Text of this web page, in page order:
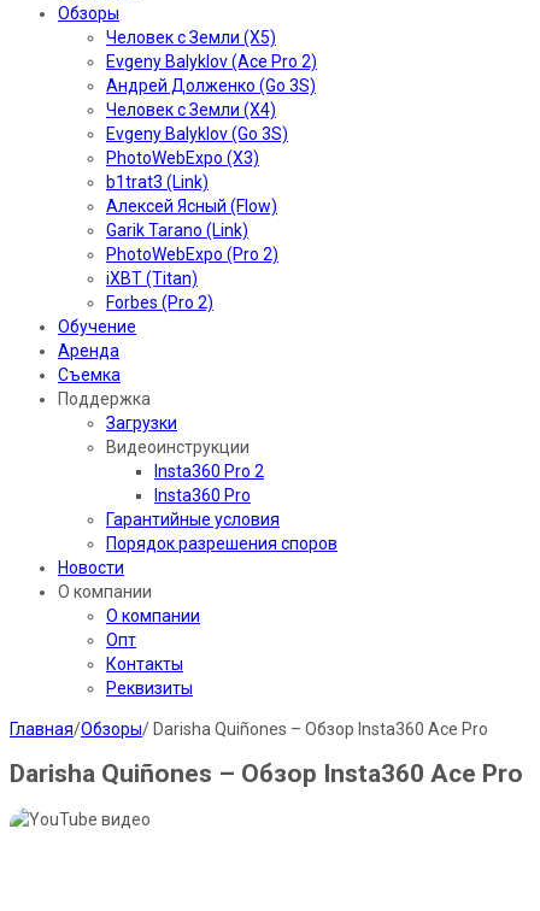
Обзоры
Человек с Земли (X5)
Evgeny Balyklov (Ace Pro 2)
Андрей Долженко (Go 3S)
Человек с Земли (X4)
Evgeny Balyklov (Go 3S)
PhotoWebExpo (X3)
b1trat3 (Link)
Алексей Ясный (Flow)
Garik Tarano (Link)
PhotoWebExpo (Pro 2)
iXBT (Titan)
Forbes (Pro 2)
Обучение
Аренда
Съемка
Поддержка
Загрузки
Видеоинструкции
Insta360 Pro 2
Insta360 Pro
Гарантийные условия
Порядок разрешения споров
Новости
О компании
О компании
Опт
Контакты
Реквизиты
Главная/Обзоры/ Darisha Quiñones – Обзор Insta360 Ace Pro
Darisha Quiñones – Обзор Insta360 Ace Pro